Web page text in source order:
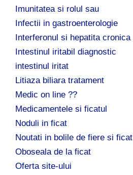
Imunitatea si rolul sau
Infectii in gastroenterologie
Interferonul si hepatita cronica
Intestinul iritabil diagnostic
intestinul iritat
Litiaza biliara tratament
Medic on line ??
Medicamentele si ficatul
Noduli in ficat
Noutati in bolile de fiere si ficat
Oboseala de la ficat
Oferta site-ului